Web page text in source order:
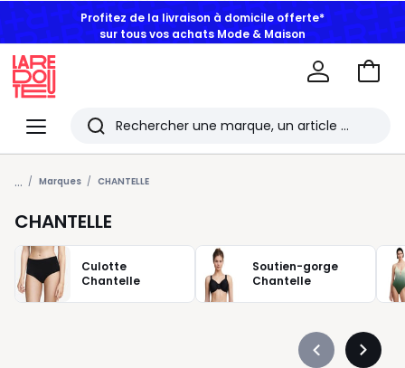
Profitez de la livraison à domicile offerte*
sur tous vos achats Mode & Maison
Menu
Redoute
Rechercher
Les
derniers
articles
consultés
Aller
... Marques CHANTELLE
CHANTELLE
Culotte
Chantelle
Soutien-gorge
Chantelle
Précédent